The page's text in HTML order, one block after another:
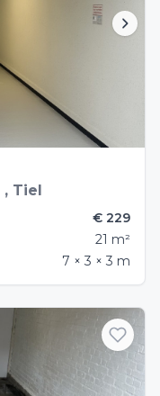
, Tiel
€ 229
21 m²
7 × 3 × 3 m